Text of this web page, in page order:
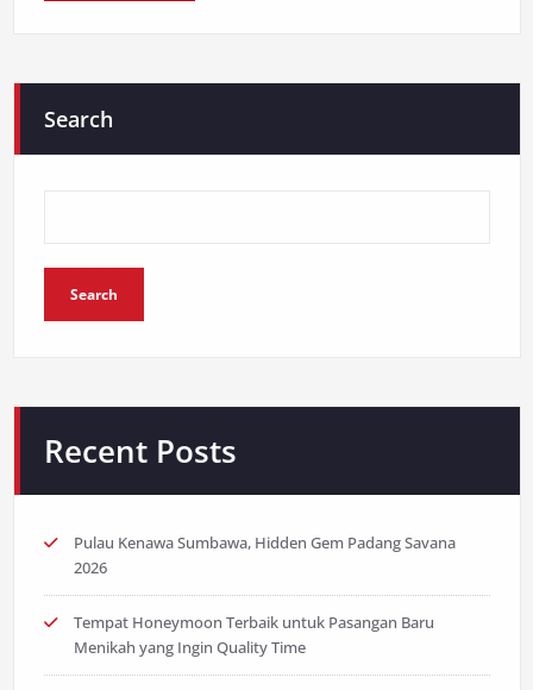
Search
Search
Recent Posts
Pulau Kenawa Sumbawa, Hidden Gem Padang Savana
2026
Tempat Honeymoon Terbaik untuk Pasangan Baru
Menikah yang Ingin Quality Time